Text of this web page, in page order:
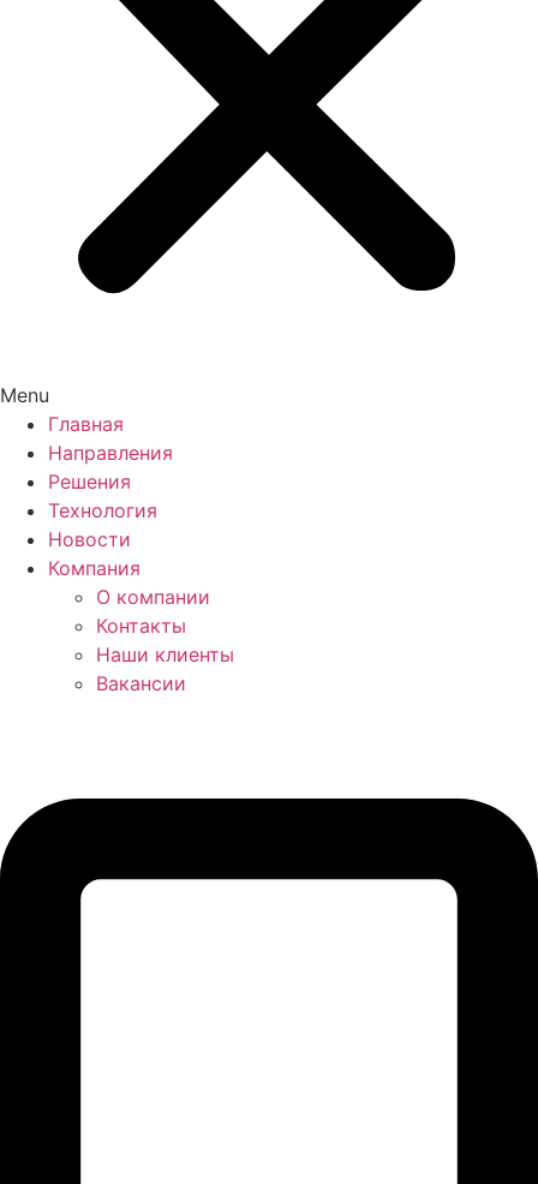
Menu
Главная
Направления
Решения
Технология
Новости
Компания
О компании
Контакты
Наши клиенты
Вакансии